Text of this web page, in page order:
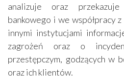
analizuje oraz
bankowego i we współpracy
innymi instytucjami
zagrożeń oraz o
przestępczym, godzących w
oraz ich klientów.